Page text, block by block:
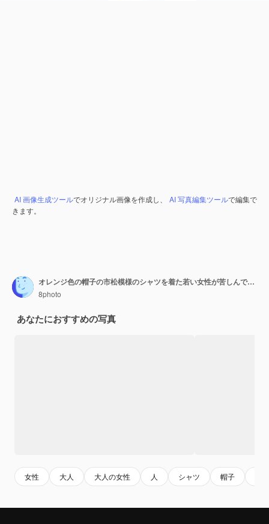
AI 画像生成ツールでオリジナル画像を作成し、 AI 写真編集ツールで編集で
きます。
オレンジ色の帽子の市松模様のシャツを着た若い女性が苦しんでいるように見える下唇を曲げる
8photo
あなたにおすすめの写真
女性 大人 大人の女性 人 シャツ 帽子